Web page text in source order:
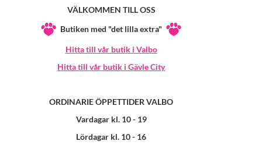
VÄLKOMMEN TILL OSS
Butiken med "det lilla extra"
Hitta till vår butik i Valbo
Hitta till vår butik i Gävle City
ORDINARIE ÖPPETTIDER VALBO
Vardagar kl. 10 - 19
Lördagar kl. 10 - 16